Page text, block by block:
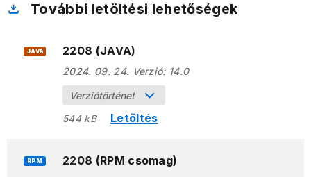
További letöltési lehetőségek
JAVA 2208 (JAVA)
2024. 09. 24. Verzió: 14.0
Verziótörténet
544 kB
Letöltés
RPM 2208 (RPM csomag)